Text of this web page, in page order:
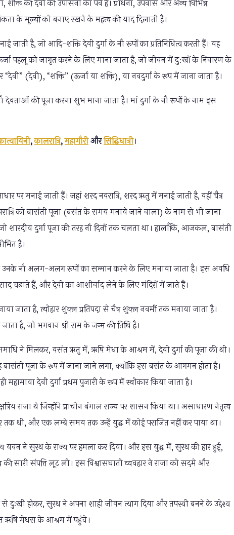
शक्ति की देवी की उपासना का पर्व है। प्रार्थना, उपवास और अन्य विभिन्न
के मूल्यों को बनाए रखने के महत्व की याद दिलाती है।
जाती है, जो आदि-शक्ति देवी दुर्गा के नौ रूपों का प्रतिनिधित्व करती हैं। यह
पहलू को जागृत करने के लिए माना जाता है, जो जीवन में दु:खों के निवारण के
(देवी), “शक्ति” (ऊर्जा या शक्ति), या नवदुर्गा के रूप में जाना जाता है।
नौ देवताओं की पूजा करना शुभ माना जाता है। मां दुर्गा के नौ रूपों के नाम इस
,कालरात्रि,महागौरीऔरसिद्धिधात्री।
पर मनाई जाती हैं। जहां शरद नवरात्रि, शरद ऋतु में मनाई जाती है, वहीं चैत्र
को बासंती पूजा (बसंत के समय मनाये जाने वाला) के नाम से भी जाना
शारदीय दुर्गा पूजा की तरह नौ दिनों तक चलता था। हालाँकि, आजकल, बासंती
है।
उनके नौ अलग-अलग रूपों का सम्मान करने के लिए मनाया जाता है। इस अवधि
चढ़ाते हैं, और देवी का आशीर्वाद लेने के लिए मंदिरों में जाते हैं।
जाता है, त्योहार शुक्ल प्रतिपदा से चैत्र शुक्ल नवमीं तक मनाया जाता है।
है, जो भगवान श्री राम के जन्म की तिथि है।
ने मिलकर, वसंत ऋतु में, ऋषि मेधा के आश्रम में, देवी दुर्गा की पूजा की थी।
पूजा के रूप में जाना जाने लगा, क्योंकि इस बसंत के आगमन होता है।
महामाया देवी दुर्गा प्रथम पुजारी के रूप में स्वीकार किया जाता है।
राजा थे जिन्होंने प्राचीन बंगाल राज्य पर शासन किया था। असाधारण नेतृत्व
थी, और एक लम्बे समय तक उन्हें युद्ध में कोई पराजित नहीं कर पाया था।
ने सुरथ के राज्य पर हमला कर दिया। और इस युद्ध में, सुरथ की हार हुई,
की सारी संपत्ति लूट ली। इस विश्वासघाती व्यवहार ने राजा को सदमे और
दुःखी होकर, सुरथ ने अपना शाही जीवन त्याग दिया और तपस्वी बनने के उद्देश्य
मेधस के आश्रम में पहुंचे।